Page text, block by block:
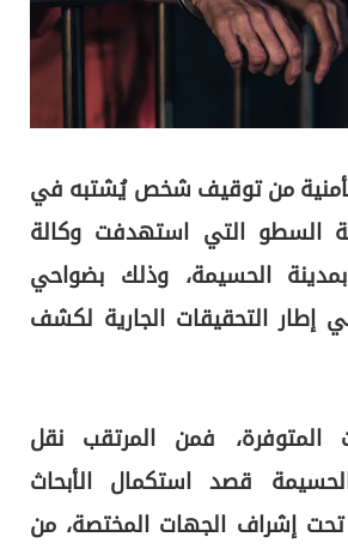
من توقيف شخص يُشتبه في
السطو التي استهدفت وكالة
الحسيمة، وذلك بضواحي
إطار التحقيقات الجارية لكشف
المتوفرة، فمن المرتقب نقل
قصد استكمال الأبحاث
إشراف الجهات المختصة، من